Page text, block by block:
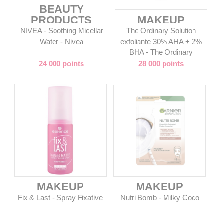
BEAUTY
PRODUCTS
NIVEA - Soothing Micellar
Water - Nivea
24 000 points
MAKEUP
The Ordinary Solution
exfoliante 30% AHA + 2%
BHA - The Ordinary
28 000 points
MAKEUP
Fix & Last - Spray Fixative
MAKEUP
Nutri Bomb - Milky Coco